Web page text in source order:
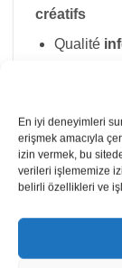
En iyi deneyimleri
erişmek amacıyla
izin vermek, bu
verileri işlememize
belirli özellikleri ve
créatifs
Qualité
ou pour
prioritaire.
Et le prix